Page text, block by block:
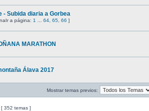
- Subida diaria a Gorbea
Ir a página: 1 64 65 66 ]
MARATHON
Álava 2017
Mostrar temas previos:
[ 352 temas ]